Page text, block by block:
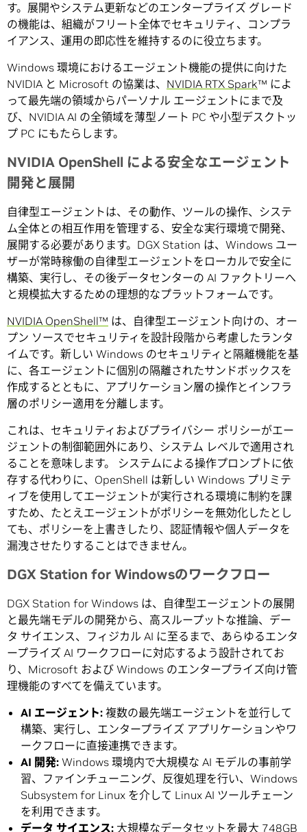
す。展開やシステム更新などのエンタープライズ グレード
の機能は、組織がフリート全体でセキュリティ、コンプラ
イアンス、運用の即応性を維持するのに役立ちます。
Windows 環境におけるエージェント機能の提供に向けた
NVIDIA と Microsoft の協業は、 NVIDIA RTX Spark™ によ
って最先端の領域からパーソナル エージェントにまで及
び、NVIDIA AI の全領域を薄型ノート PC や小型デスクトッ
プ PC にもたらします。
NVIDIA OpenShell による安全なエージェント
開発と展開
自律型エージェントは、その動作、ツールの操作、システ
ム全体との相互作用を管理する、安全な実行環境で開発、
展開する必要があります。DGX Station は、Windows ユー
ザーが常時稼働の自律型エージェントをローカルで安全に
構築、実行し、その後データセンターの AI ファクトリーへ
と規模拡大するための理想的なプラットフォームです。
NVIDIA OpenShell™ は、自律型エージェント向けの、オー
プン ソースでセキュリティを設計段階から考慮したランタ
イムです。新しい Windows のセキュリティと隔離機能を基
に、各エージェントに個別の隔離されたサンドボックスを
作成するとともに、アプリケーション層の操作とインフラ
層のポリシー適用を分離します。
これは、セキュリティおよびプライバシー ポリシーがエー
ジェントの制御範囲外にあり、システム レベルで適用され
ることを意味します。 システムによる操作プロンプトに依
存する代わりに、OpenShell は新しい Windows プリミテ
ィブを使用してエージェントが実行される環境に制約を課
すため、たとえエージェントがポリシーを無効化したとし
ても、ポリシーを上書きしたり、認証情報や個人データを
漏洩させたりすることはできません。
DGX Station for Windowsのワークフロー
DGX Station for Windows は、自律型エージェントの展開
と最先端モデルの開発から、高スループットな推論、デー
タ サイエンス、フィジカル AI に至るまで、あらゆるエンタ
ープライズ AI ワークフローに対応するよう設計されてお
り、Microsoft および Windows のエンタープライズ向け管
理機能のすべてを備えています。
AI エージェント: 複数の最先端エージェントを並行して
構築、実行し、エンタープライズ アプリケーションやワ
ークフローに直接連携できます。
AI 開発: Windows 環境内で大規模な AI モデルの事前学
習、ファインチューニング、反復処理を行い、Windows
Subsystem for Linux を介して Linux AI ツールチェーン
を利用できます。
データ サイエンス: 大規模なデータセットを最大 748GB